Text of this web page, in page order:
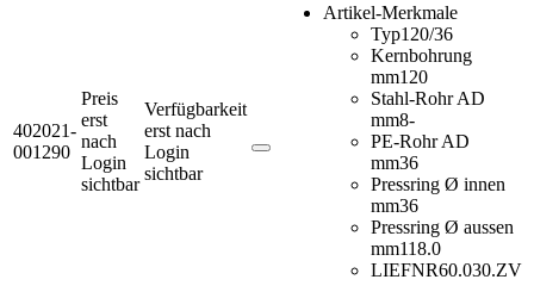
402021-
001290
Preis
erst
nach
Login
sichtbar
Verfügbarkeit
erst nach
Login
sichtbar
Artikel-Merkmale
Typ120/36
Kernbohrung
mm120
Stahl-Rohr AD
mm8-
PE-Rohr AD
mm36
Pressring Ø innen
mm36
Pressring Ø aussen
mm118.0
LIEFNR60.030.ZV